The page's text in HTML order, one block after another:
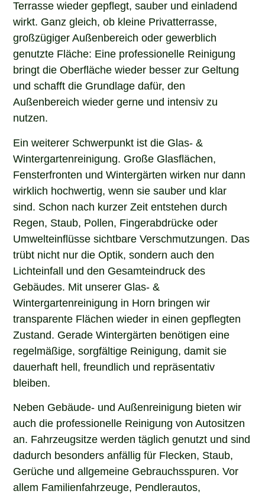
Terrasse wieder gepflegt, sauber und einladend
wirkt. Ganz gleich, ob kleine Privatterrasse,
großzügiger Außenbereich oder gewerblich
genutzte Fläche: Eine professionelle Reinigung
bringt die Oberfläche wieder besser zur Geltung
und schafft die Grundlage dafür, den
Außenbereich wieder gerne und intensiv zu
nutzen.
Ein weiterer Schwerpunkt ist die Glas- &
Wintergartenreinigung. Große Glasflächen,
Fensterfronten und Wintergärten wirken nur dann
wirklich hochwertig, wenn sie sauber und klar
sind. Schon nach kurzer Zeit entstehen durch
Regen, Staub, Pollen, Fingerabdrücke oder
Umwelteinflüsse sichtbare Verschmutzungen. Das
trübt nicht nur die Optik, sondern auch den
Lichteinfall und den Gesamteindruck des
Gebäudes. Mit unserer Glas- &
Wintergartenreinigung in Horn bringen wir
transparente Flächen wieder in einen gepflegten
Zustand. Gerade Wintergärten benötigen eine
regelmäßige, sorgfältige Reinigung, damit sie
dauerhaft hell, freundlich und repräsentativ
bleiben.
Neben Gebäude- und Außenreinigung bieten wir
auch die professionelle Reinigung von Autositzen
an. Fahrzeugsitze werden täglich genutzt und sind
dadurch besonders anfällig für Flecken, Staub,
Gerüche und allgemeine Gebrauchsspuren. Vor
allem Familienfahrzeuge, Pendlerautos,